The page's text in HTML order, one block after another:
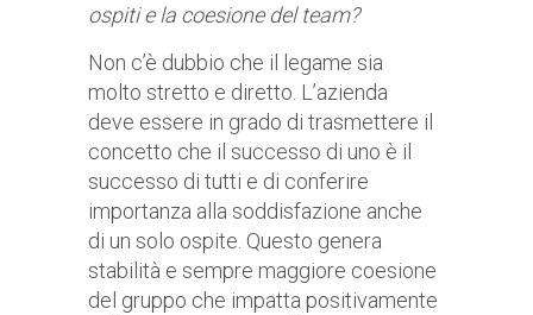
ospiti e la coesione del team?
Non c’è dubbio che il legame sia
molto stretto e diretto. L’azienda
deve essere in grado di trasmettere il
concetto che il successo di uno è il
successo di tutti e di conferire
importanza alla soddisfazione anche
di un solo ospite. Questo genera
stabilità e sempre maggiore coesione
del gruppo che impatta positivamente